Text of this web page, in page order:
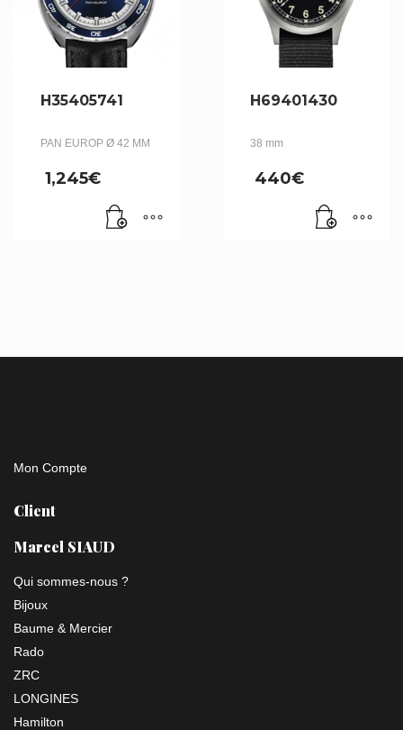
H35405741
PAN EUROP Ø 42 MM
1,245€
H69401430
38 mm
440€
Mon Compte
Client
Marcel SIAUD
Qui sommes-nous ?
Bijoux
Baume & Mercier
Rado
ZRC
LONGINES
Hamilton